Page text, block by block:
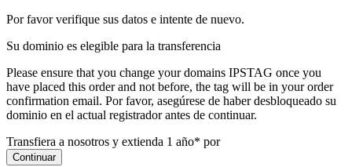
Por favor verifique sus datos e intente de nuevo.
Su dominio es elegible para la transferencia
Please ensure that you change your domains IPSTAG once you
have placed this order and not before, the tag will be in your order
confirmation email. Por favor, asegúrese de haber desbloqueado su
dominio en el actual registrador antes de continuar.
Transfiera a nosotros y extienda 1 año* por
Continuar